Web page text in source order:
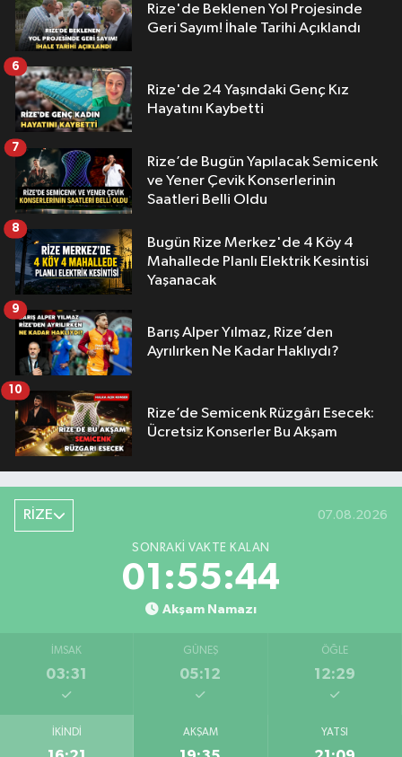
Rize'de Beklenen Yol Projesinde
Geri Sayım! İhale Tarihi Açıklandı
Rize'de 24 Yaşındaki Genç Kız
Hayatını Kaybetti
6
Rize’de Bugün Yapılacak Semicenk
ve Yener Çevik Konserlerinin
Saatleri Belli Oldu
7
Bugün Rize Merkez'de 4 Köy 4
Mahallede Planlı Elektrik Kesintisi
Yaşanacak
8
Barış Alper Yılmaz, Rize’den
Ayrılırken Ne Kadar Haklıydı?
9
Rize’de Semicenk Rüzgârı Esecek:
Ücretsiz Konserler Bu Akşam
10
RİZE 07.08.2026
SONRAKI VAKTE KALAN
01:55:44
Akşam Namazı
İMSAK
03:31
GÜNEŞ
05:12
ÖĞLE
12:29
İKINDI AKŞAM YATSI